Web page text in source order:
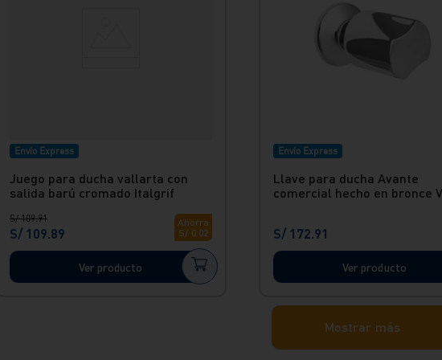
Envío Express
Juego para ducha vallarta con
salida barú cromado Italgrif
S/ 109.91
S/ 109.89
Ahorra
S/ 0.02
Ver producto
Envío Express
Llave para ducha Avante
comercial hecho en bronce
S/ 172.91
Ver producto
Mostrar más